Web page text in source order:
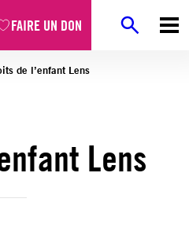
FAIRE UN DON
de l’enfant Lens
Lens